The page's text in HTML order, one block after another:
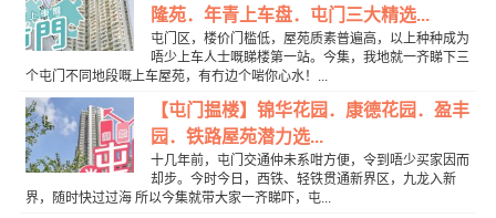
隆苑．年青上车盘．屯门三大精选...
屯门区，楼价门槛低，屋苑质素普遍高，以上种种成为
唔少上车人士嘅睇楼第一站。今集，我地就一齐睇下三
个屯门不同地段嘅上车屋苑，有冇边个啱你心水！...
【屯门揾楼】锦华花园．康德花园．盈丰
园．铁路屋苑潜力选...
十几年前，屯门交通仲未系咁方便，令到唔少买家因而
却步。今时今日，西铁、轻铁贯通新界区，九龙入新
界，随时快过过海 所以今集就带大家一齐睇吓，屯...